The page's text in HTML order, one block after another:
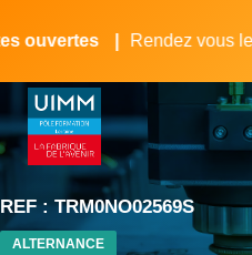
au
principal
Rendez vous le
REF : TRM0NO02569S
ALTERNANCE